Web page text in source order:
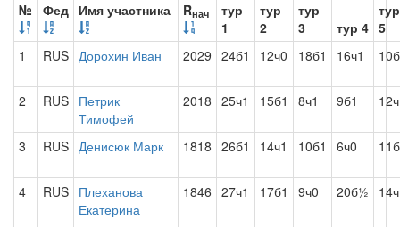
№ Фед Имя участника Rнач
тур
1
тур
2
тур
3
тур 4
тур
5
1
RUS Дорохин Иван 2029 24б1 12ч0 18б1 16ч1
2 RUS Петрик
Тимофей
2018 25ч1 15б1 8ч1 9б1
3 RUS Денисюк Марк 1818 26б1 14ч1 10б1 6ч0
4 RUS Плеханова
Екатерина
1846 27ч1 17б1 9ч0 20б½